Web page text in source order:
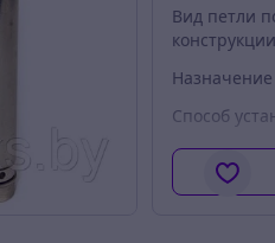
Вид петли
конструкции
Способ